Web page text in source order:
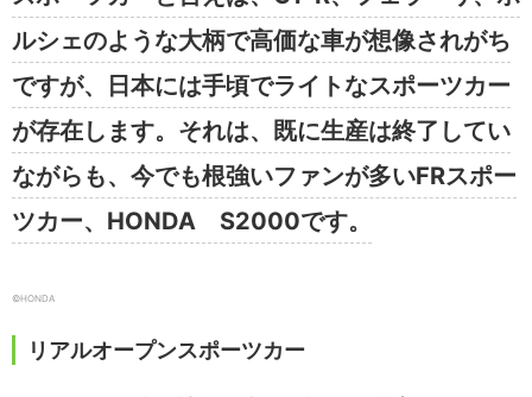
ルシェのような大柄で高価な車が想像されがち
ですが、日本には手頃でライトなスポーツカー
が存在します。それは、既に生産は終了してい
ながらも、今でも根強いファンが多いFRスポー
ツカー、HONDA S2000です。
©HONDA
リアルオープンスポーツカー